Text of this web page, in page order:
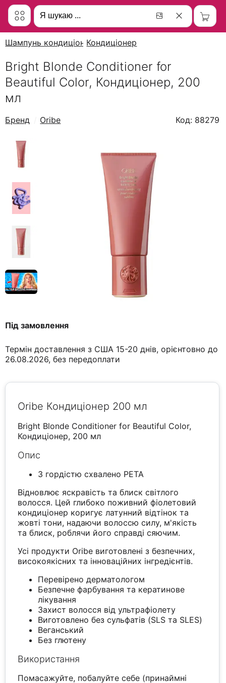
Шампунь кондиціонерКондиціонер
Bright Blonde Conditioner for
Beautiful Color, Кондиціонер, 200
мл
Бренд Oribe Код: 88279
Під замовлення
Термін доставлення з США 15-20 днів, орієнтовно до
26.08.2026, без передоплати
Oribe Кондиціонер 200 мл
Bright Blonde Conditioner for Beautiful Color,
Кондиціонер, 200 мл
Опис
З гордістю схвалено PETA
Відновлює яскравість та блиск світлого
волосся. Цей глибоко поживний фіолетовий
кондиціонер коригує латунний відтінок та
жовті тони, надаючи волоссю силу, м'якість
та блиск, роблячи його справді сяючим.
Усі продукти Oribe виготовлені з безпечних,
високоякісних та інноваційних інгредієнтів.
Перевірено дерматологом
Безпечне фарбування та кератинове
лікування
Захист волосся від ультрафіолету
Виготовлено без сульфатів (SLS та SLES)
Веганський
Без глютену
Використання
Помасажуйте, побалуйте себе (принаймні